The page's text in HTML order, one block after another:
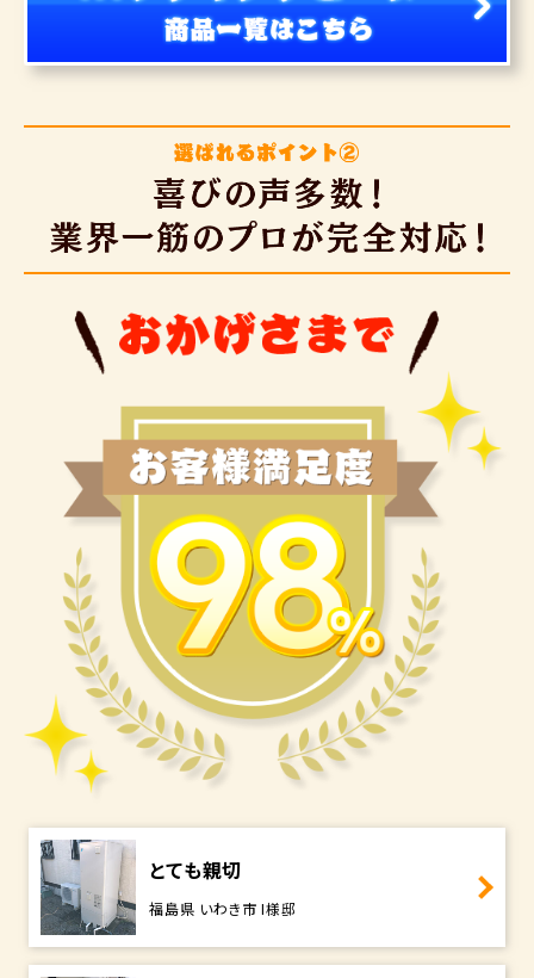
とても親切
福島県 いわき市 I様邸